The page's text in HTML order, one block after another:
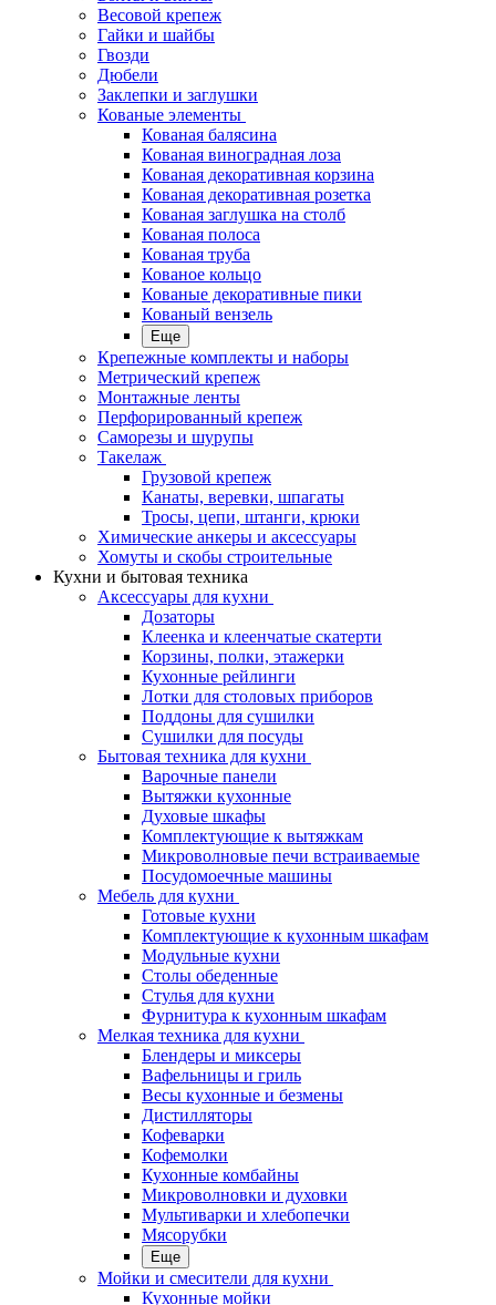
Весовой крепеж
Гайки и шайбы
Гвозди
Дюбели
Заклепки и заглушки
Кованые элементы
Кованая балясина
Кованая виноградная лоза
Кованая декоративная корзина
Кованая декоративная розетка
Кованая заглушка на столб
Кованая полоса
Кованая труба
Кованое кольцо
Кованые декоративные пики
Кованый вензель
Еще
Крепежные комплекты и наборы
Метрический крепеж
Монтажные ленты
Перфорированный крепеж
Саморезы и шурупы
Такелаж
Грузовой крепеж
Канаты, веревки, шпагаты
Тросы, цепи, штанги, крюки
Химические анкеры и аксессуары
Хомуты и скобы строительные
Кухни и бытовая техника
Аксессуары для кухни
Дозаторы
Клеенка и клеенчатые скатерти
Корзины, полки, этажерки
Кухонные рейлинги
Лотки для столовых приборов
Поддоны для сушилки
Сушилки для посуды
Бытовая техника для кухни
Варочные панели
Вытяжки кухонные
Духовые шкафы
Комплектующие к вытяжкам
Микроволновые печи встраиваемые
Посудомоечные машины
Мебель для кухни
Готовые кухни
Комплектующие к кухонным шкафам
Модульные кухни
Столы обеденные
Стулья для кухни
Фурнитура к кухонным шкафам
Мелкая техника для кухни
Блендеры и миксеры
Вафельницы и гриль
Весы кухонные и безмены
Дистилляторы
Кофеварки
Кофемолки
Кухонные комбайны
Микроволновки и духовки
Мультиварки и хлебопечки
Мясорубки
Еще
Мойки и смесители для кухни
Кухонные мойки